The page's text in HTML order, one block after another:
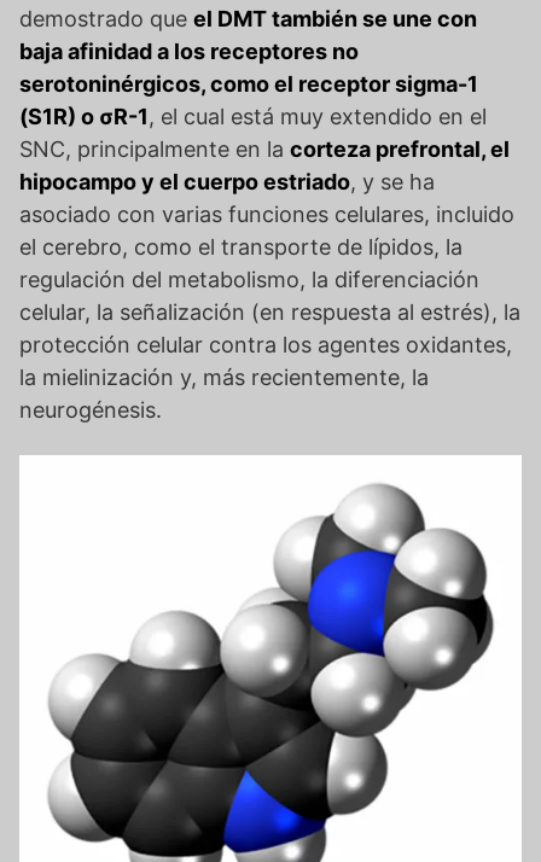
demostrado que el DMT también se une con
baja afinidad a los receptores no
serotoninérgicos, como el receptor sigma-1
(S1R) o σR-1, el cual está muy extendido en el
SNC, principalmente en la corteza prefrontal, el
hipocampo y el cuerpo estriado, y se ha
asociado con varias funciones celulares, incluido
el cerebro, como el transporte de lípidos, la
regulación del metabolismo, la diferenciación
celular, la señalización (en respuesta al estrés), la
protección celular contra los agentes oxidantes,
la mielinización y, más recientemente, la
neurogénesis.